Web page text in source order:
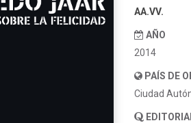
AA.VV.
AÑO
2014
PAÍS DE
Ciudad